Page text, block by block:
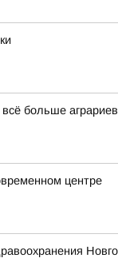
больше аграриев
центре